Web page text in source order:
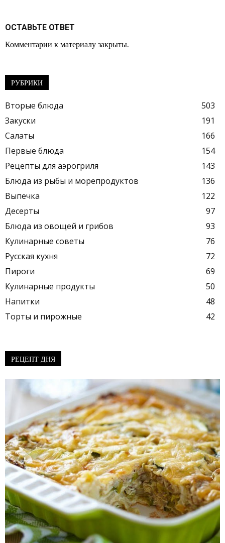
ОСТАВЬТЕ ОТВЕТ
Комментарии к материалу закрыты.
РУБРИКИ
Вторые блюда
503
Закуски
191
Салаты
166
Первые блюда
154
Рецепты для аэрогриля
143
Блюда из рыбы и морепродуктов
136
Выпечка
122
Десерты
97
Блюда из овощей и грибов
93
Кулинарные советы
76
Русская кухня
72
Пироги
69
Кулинарные продукты
50
Напитки
48
Торты и пирожные
42
РЕЦЕПТ ДНЯ